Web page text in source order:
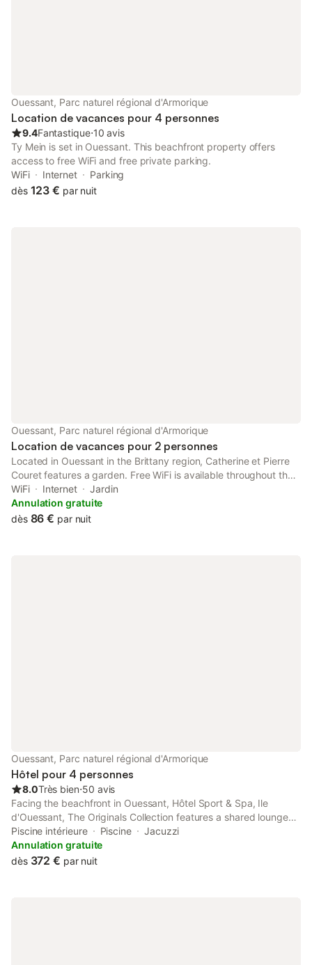
Ouessant, Parc naturel régional d'Armorique
Location de vacances pour 4 personnes
9.4Fantastique⋅10 avis
Ty Mein is set in Ouessant. This beachfront property offers
access to free WiFi and free private parking.
WiFi
Internet
Parking
dès 123 € par nuit
Ouessant, Parc naturel régional d'Armorique
Location de vacances pour 2 personnes
Located in Ouessant in the Brittany region, Catherine et Pierre
Couret features a garden. Free WiFi is available throughout the
property. Towels and bed linen are provided in the bed and
breakfast. The accommodation is non-smoking.
WiFi Internet
Jardin
Annulation gratuite
dès 86 € par nuit
Ouessant, Parc naturel régional d'Armorique
Hôtel pour 4 personnes
8.0Très bien⋅50 avis
Facing the beachfront in Ouessant, Hôtel Sport & Spa, Ile
d'Ouessant, The Originals Collection features a shared lounge
and a terrace. Providing a restaurant, the property also has a
garden, as well as an indoor pool and a sauna.
Piscine intérieure Piscine
Jacuzzi
Annulation gratuite
dès 372 € par nuit